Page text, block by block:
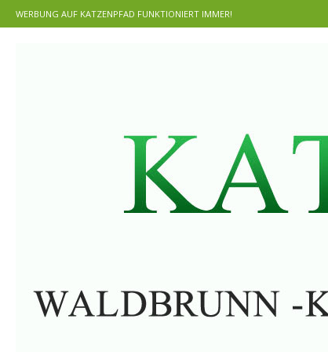
WERBUNG AUF KATZENPFAD FUNKTIONIERT IMMER!